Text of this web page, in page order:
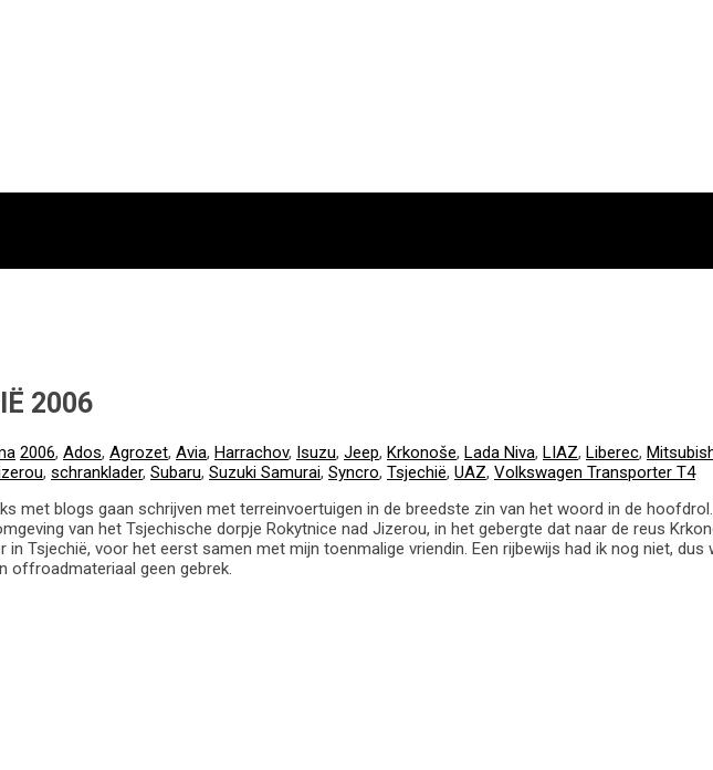
2006
2006, Ados, Agrozet, Avia, Harrachov, Isuzu, Jeep, Krkonoše, Lada Niva, LIAZ, Liberec,
, schranklader, Subaru, Suzuki Samurai, Syncro, Tsjechië, UAZ, Volkswagen Transporter T4
met blogs gaan schrijven met terreinvoertuigen in de breedste zin van het woord in de
van het Tsjechische dorpje Rokytnice nad Jizerou, in het gebergte dat naar de reus
Tsjechië, voor het eerst samen met mijn toenmalige vriendin. Een rijbewijs had ik nog niet,
offroadmateriaal geen gebrek.